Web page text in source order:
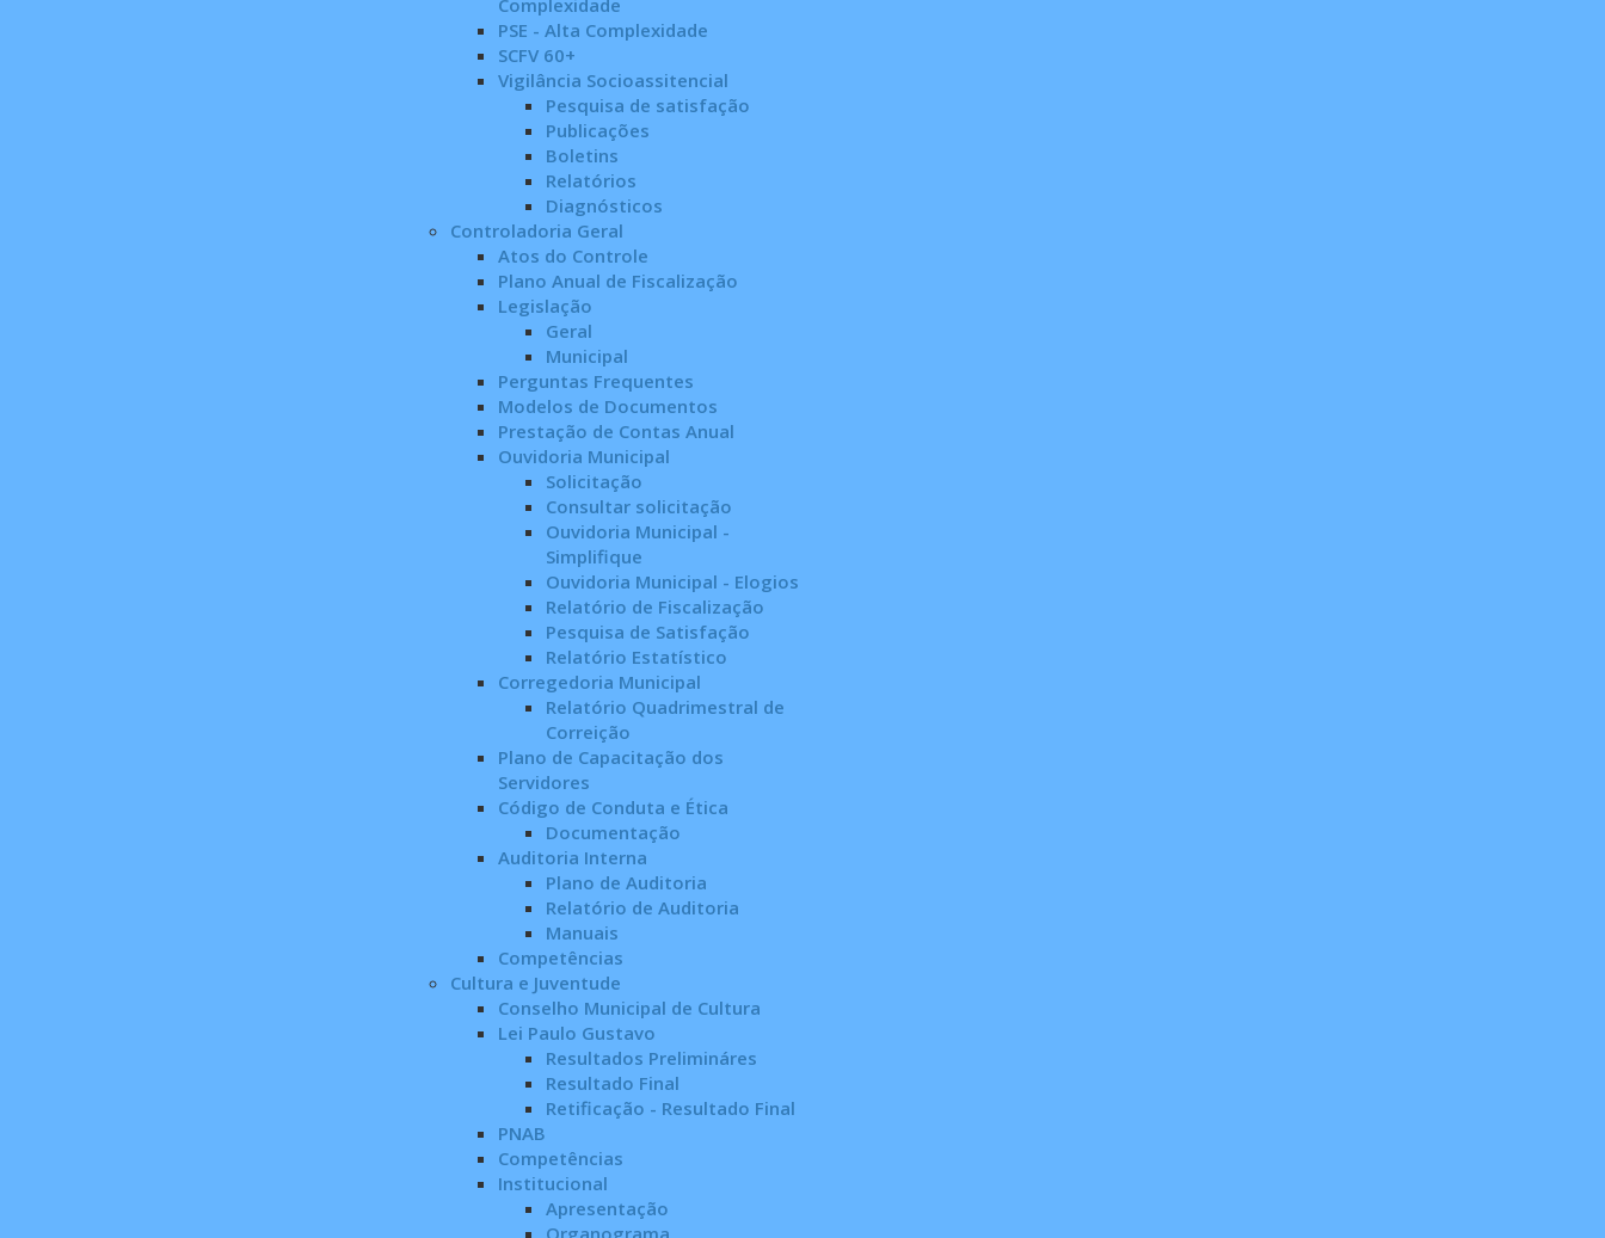
Complexidade
PSE - Alta Complexidade
SCFV 60+
Vigilância Socioassitencial
Pesquisa de satisfação
Publicações
Boletins
Relatórios
Diagnósticos
Controladoria Geral
Atos do Controle
Plano Anual de Fiscalização
Legislação
Geral
Municipal
Perguntas Frequentes
Modelos de Documentos
Prestação de Contas Anual
Ouvidoria Municipal
Solicitação
Consultar solicitação
Ouvidoria Municipal -
Simplifique
Ouvidoria Municipal - Elogios
Relatório de Fiscalização
Pesquisa de Satisfação
Relatório Estatístico
Corregedoria Municipal
Relatório Quadrimestral de
Correição
Plano de Capacitação dos
Servidores
Código de Conduta e Ética
Documentação
Auditoria Interna
Plano de Auditoria
Relatório de Auditoria
Manuais
Competências
Cultura e Juventude
Conselho Municipal de Cultura
Lei Paulo Gustavo
Resultados Prelimináres
Resultado Final
Retificação - Resultado Final
PNAB
Competências
Institucional
Apresentação
Organograma